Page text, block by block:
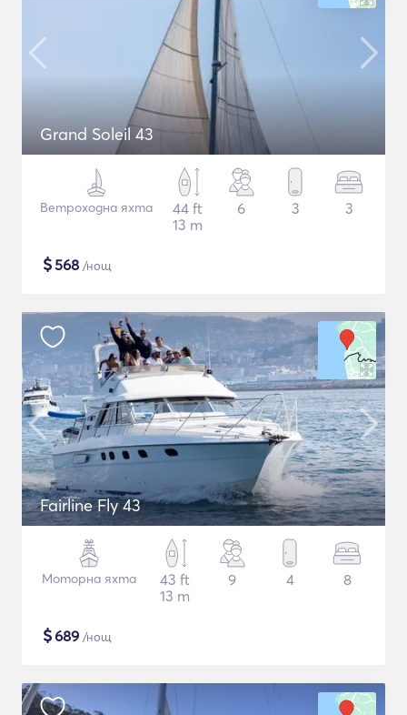
Grand Soleil 43
Ветроходна яхта
44 ft
13 m
6 3 3
$568 /нощ
Fairline Fly 43
Моторна яхта
43 ft
13 m
9 4 8
$689 /нощ